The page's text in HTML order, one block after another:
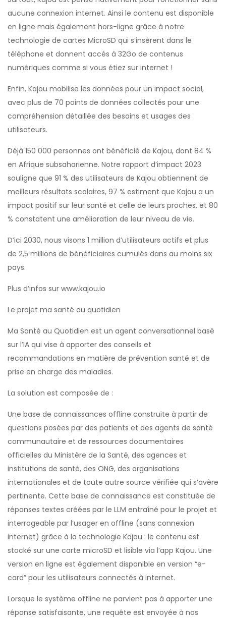
aucune connexion internet. Ainsi le contenu est disponible
en ligne mais également hors-ligne grâce à notre
technologie de cartes MicroSD qui s’insèrent dans le
téléphone et donnent accès à 32Go de contenus
numériques comme si vous étiez sur internet !
Enfin, Kajou mobilise les données pour un impact social,
avec plus de 70 points de données collectés pour une
compréhension détaillée des besoins et usages des
utilisateurs.
Déjà 150 000 personnes ont bénéficié de Kajou, dont 84 %
en Afrique subsaharienne. Notre rapport d’impact 2023
souligne que 91 % des utilisateurs de Kajou obtiennent de
meilleurs résultats scolaires, 97 % estiment que Kajou a un
impact positif sur leur santé et celle de leurs proches, et 80
% constatent une amélioration de leur niveau de vie.
D’ici 2030, nous visons 1 million d’utilisateurs actifs et plus
de 2,5 millions de bénéficiaires cumulés dans au moins six
pays.
Plus d’infos sur www.kajou.io
Le projet ma santé au quotidien
Ma Santé au Quotidien est un agent conversationnel basé
sur l’IA qui vise à apporter des conseils et
recommandations en matière de prévention santé et de
prise en charge des maladies.
La solution est composée de :
Une base de connaissances offline construite à partir de
questions posées par des patients et des agents de santé
communautaire et de ressources documentaires
officielles du Ministère de la Santé, des agences et
institutions de santé, des ONG, des organisations
internationales et de toute autre source vérifiée qui s’avère
pertinente. Cette base de connaissance est constituée de
réponses textes créées par le LLM entraîné pour le projet et
interrogeable par l’usager en offline (sans connexion
internet) grâce à la technologie Kajou : le contenu est
stocké sur une carte microSD et lisible via l’app Kajou. Une
version en ligne est également disponible en version “e-
card” pour les utilisateurs connectés à internet.
Lorsque le système offline ne parvient pas à apporter une
réponse satisfaisante, une requête est envoyée à nos